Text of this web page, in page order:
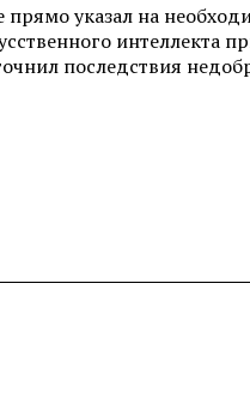
указал на
интеллекта
последствия